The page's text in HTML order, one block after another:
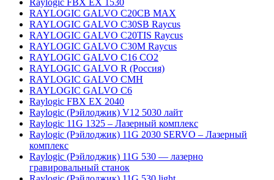
RAYLOGIC GALVO С20CB MAX
RAYLOGIC GALVO С30SB Raycus
RAYLOGIC GALVO C20TIS Raycus
RAYLOGIC GALVO С30M Raycus
RAYLOGIC GALVO С16 CO2
RAYLOGIC GALVO R (Россия)
RAYLOGIC GALVO CMH
RAYLOGIC GALVO С6
Raylogic FBX EX 2040
Raylogic (Рэйлоджик) V12 5030 лайт
Raylogic 11G 1325 – Лазерный комплекс
Raylogic (Рэйлоджик) 11G 2030 SERVO – Лазерный
комплекс
Raylogic (Рэйлоджик) 11G 530 — лазерно
гравировальный станок